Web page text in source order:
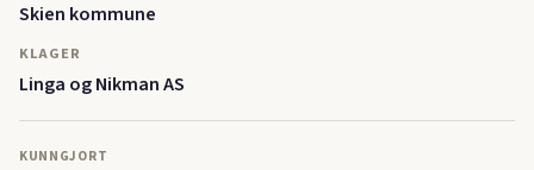
Skien kommune
KLAGER
Linga og Nikman AS
KUNNGJORT